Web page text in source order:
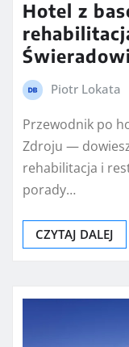
Hotel z
Piotr Lokata
Przewodnik po
Zdroju —
rehabilitacja i
porady…
CZYTAJ DALEJ